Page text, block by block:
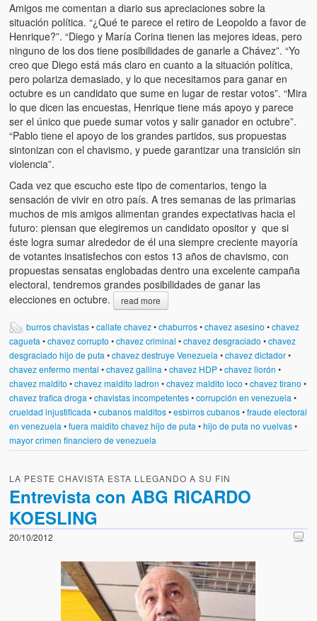
Amigos me comentan a diario sus apreciaciones sobre la
situación política. “¿Qué te parece el retiro de Leopoldo a favor de
Henrique?”. “Diego y María Corina tienen las mejores ideas, pero
ninguno de los dos tiene posibilidades de ganarle a Chávez”. “Yo
creo que Diego está más claro en cuanto a la situación política,
pero polariza demasiado, y lo que necesitamos para ganar en
octubre es un candidato que sume en lugar de restar votos”. “Mira
lo que dicen las encuestas, Henrique tiene más apoyo y parece
ser el único que puede sumar votos y salir ganador en octubre”.
“Pablo tiene el apoyo de los grandes partidos, sus propuestas
sintonizan con el chavismo, y puede garantizar una transición sin
violencia”.
Cada vez que escucho este tipo de comentarios, tengo la
sensación de vivir en otro país. A tres semanas de las primarias
muchos de mis amigos alimentan grandes expectativas hacia el
futuro: piensan que elegiremos un candidato opositor y que si
éste logra sumar alrededor de él una siempre creciente mayoría
de votantes insatisfechos con estos 13 años de chavismo, con
propuestas sensatas englobadas dentro una excelente campaña
electoral, tendremos grandes posibilidades de ganar las
elecciones en octubre.
read more
burros chavistas•callate chavez•chaburros•chavez asesino •chavez
cagueta •chavez corrupto •chavez criminal •chavez desgraciado •chavez
desgraciado hijo de puta •chavez destruye Venezuela •chavez dictador•
chavez enfermo mental •chavez gallina •chavez HDP•chavez llorón •
chavez maldito •chavez maldito ladron •chavez maldito loco •chavez tirano •
chavez trafica droga •chavistas incompetentes•corrupción en venezuela •
crueldad injustificada •cubanos malditos•esbirros cubanos•fraude electoral
en venezuela •fuera maldito chavez hijo de puta •hijo de puta no vuelvas•
mayor crimen financiero de venezuela
LA PESTE CHAVISTA ESTA LLEGANDO A SU FIN
Entrevista con ABG RICARDO
KOESLING
20/10/2012